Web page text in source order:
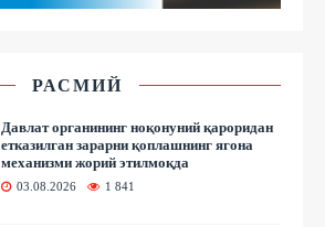
РАСМИЙ
Давлат органининг ноқонуний қароридан
етказилган зарарни қоплашнинг ягона
механизми жорий этилмоқда
03.08.2026 1 841